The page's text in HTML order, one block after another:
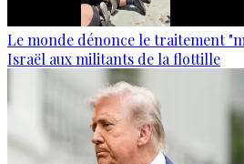
Le monde dénonce le traitement
Israël aux militants de la flottille